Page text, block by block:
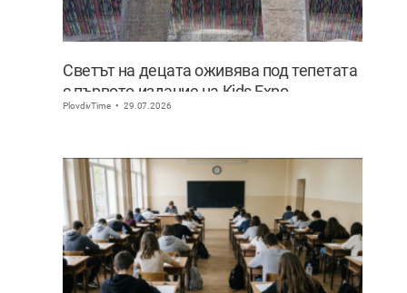
Светът на децата оживява под тепетата
с първото издание на Kids Expo
PlovdivTime 29.07.2026